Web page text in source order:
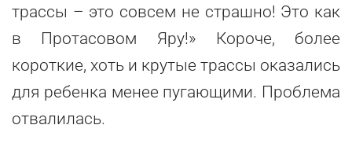
трассы – это совсем не страшно! Это как
в Протасовом Яру!» Короче, более
короткие, хоть и крутые трассы оказались
для ребенка менее пугающими. Проблема
отвалилась.